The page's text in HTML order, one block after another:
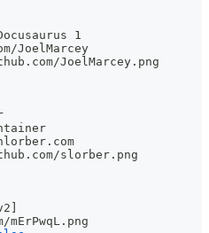
1
JoelMarcey
JoelMarcey.png
slorber.png